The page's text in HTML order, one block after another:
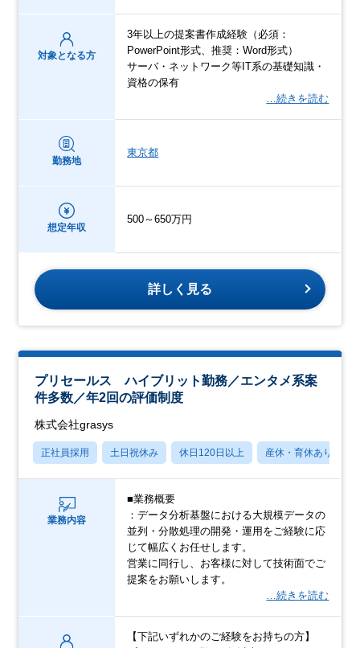
対象となる方
3年以上の提案書作成経験（必須：
PowerPoint形式、推奨：Word形式）
サーバ・ネットワーク等IT系の基礎知識・
資格の保有
…続きを読む
勤務地
東京都
想定年収
500～650万円
詳しく見る
プリセールス ハイブリット勤務／エンタメ系案
件多数／年2回の評価制度
株式会社grasys
正社員採用 土日祝休み 休日120日以上 産休・育休あり
業務内容
■業務概要
：データ分析基盤における大規模データの
並列・分散処理の開発・運用をご経験に応
じて幅広くお任せします。
営業に同行し、お客様に対して技術面でご
提案をお願いします。
…続きを読む
【下記いずれかのご経験をお持ちの方】